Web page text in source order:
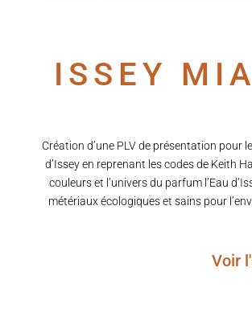
ISSEY
Création d’une PLV de présentation pour
d’Issey en reprenant les codes de Keith
couleurs et l’univers du parfum l’Eau
métériaux écologiques et sains pour
Voir